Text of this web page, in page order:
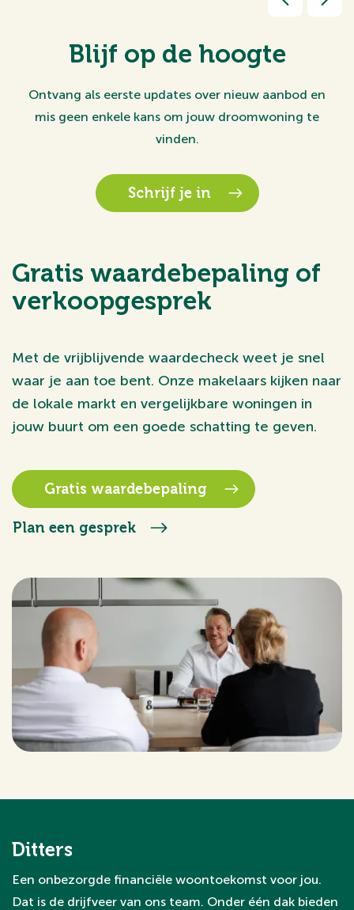
Blijf op de hoogte
Ontvang als eerste updates over nieuw aanbod en
mis geen enkele kans om jouw droomwoning te
vinden.
Schrijf je in
Gratis waardebepaling of
verkoopgesprek
Met de vrijblijvende waardecheck weet je snel
waar je aan toe bent. Onze makelaars kijken naar
de lokale markt en vergelijkbare woningen in
jouw buurt om een goede schatting te geven.
Gratis waardebepaling
Plan een gesprek
Ditters
Een onbezorgde financiële woontoekomst voor jou.
Dat is de drijfveer van ons team. Onder één dak bieden